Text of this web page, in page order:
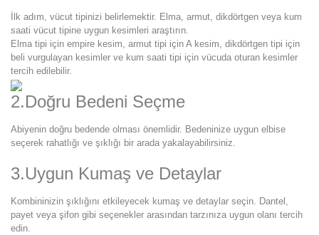
İlk adım, vücut tipinizi belirlemektir. Elma, armut, dikdörtgen veya kum
saati vücut tipine uygun kesimleri araştırın.
Elma tipi için empire kesim, armut tipi için A kesim, dikdörtgen tipi için
beli vurgulayan kesimler ve kum saati tipi için vücuda oturan kesimler
tercih edilebilir.
2.Doğru Bedeni Seçme
Abiyenin doğru bedende olması önemlidir. Bedeninize uygun elbise
seçerek rahatlığı ve şıklığı bir arada yakalayabilirsiniz.
3.Uygun Kumaş ve Detaylar
Kombininizin şıklığını etkileyecek kumaş ve detaylar seçin. Dantel,
payet veya şifon gibi seçenekler arasından tarzınıza uygun olanı tercih
edin.